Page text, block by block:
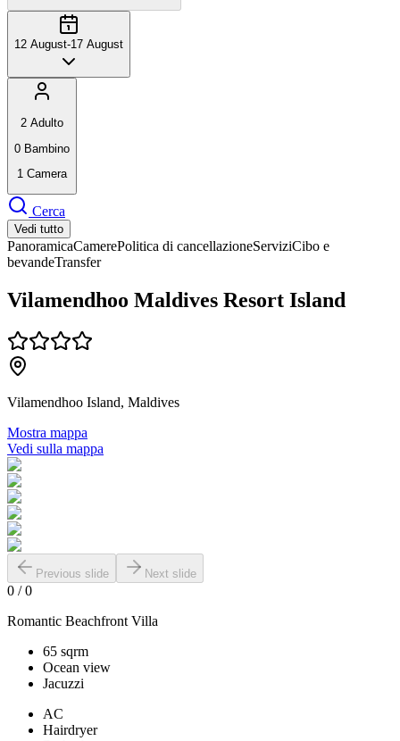
12 August-17 August
2 Adulto
0 Bambino
1 Camera
Cerca
Vedi tutto
PanoramicaCamerePolitica di cancellazioneServiziCibo e
bevandeTransfer
Vilamendhoo Maldives Resort Island
Vilamendhoo Island, Maldives
Mostra mappa
Vedi sulla mappa
Previous slide Next slide
0 /0
Romantic Beachfront Villa
65 sqrm
Ocean view
Jacuzzi
AC
Hairdryer